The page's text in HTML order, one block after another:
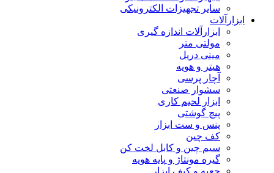
سایر تجهیزات الکترونیکی
ابزارآلات
ابزارآلات اندازه گیری
مولتی متر
مینی دریل
هیتر و هویه
آچار پرسی
سشوار صنعتی
ابزار لحیم کاری
پیچ گوشتی
پنس و ست ابزار
کف چین
سیم چین و کابل لخت کن
گیره مونتاژ و پایه هویه
جعبه و کیف ابزار